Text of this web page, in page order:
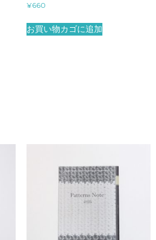
¥660
お買い物カゴに追加